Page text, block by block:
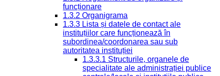
funcționare
1.3.2 Organigrama
1.3.3 Lista și datele de contact ale
instituțiilor care funcționează în
subordinea/coordonarea sau sub
autoritatea instituției
1.3.3.1 Structurile, organele de
specialitate ale administrației publice